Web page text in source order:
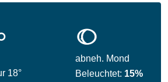
18°
abneh. Mond
Beleuchtet: 15%